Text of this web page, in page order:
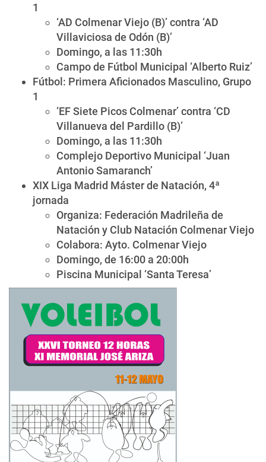
1
‘AD Colmenar Viejo (B)’ contra ‘AD
Villaviciosa de Odón (B)’
Domingo, a las 11:30h
Campo de Fútbol Municipal ‘Alberto Ruiz’
Fútbol: Primera Aficionados Masculino, Grupo
1
‘EF Siete Picos Colmenar’ contra ‘CD
Villanueva del Pardillo (B)’
Domingo, a las 11:30h
Complejo Deportivo Municipal ‘Juan
Antonio Samaranch’
XIX Liga Madrid Máster de Natación, 4ª
jornada
Organiza: Federación Madrileña de
Natación y Club Natación Colmenar Viejo
Colabora: Ayto. Colmenar Viejo
Domingo, de 16:00 a 20:00h
Piscina Municipal ‘Santa Teresa’